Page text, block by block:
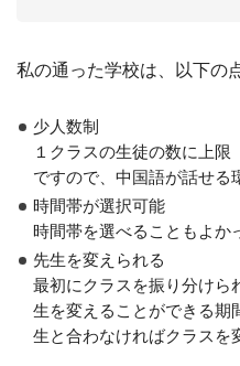
私の通った学校は、以下の
少人数制
１クラスの生徒の数に上限
ですので、中国語が話せる
時間帯が選択可能
時間帯を選べることもよか
先生を変えられる
最初にクラスを振り分けら
生を変えることができる期
生と合わなければクラスを